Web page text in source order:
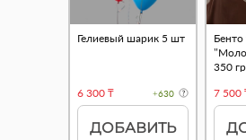
Гелиевый шарик 5 шт
6 300 ₸ +630
ДОБАВИТЬ
Бенто
350
7 500